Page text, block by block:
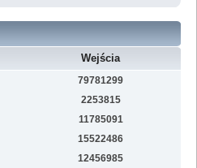
Wejścia
79781299
2253815
11785091
15522486
12456985